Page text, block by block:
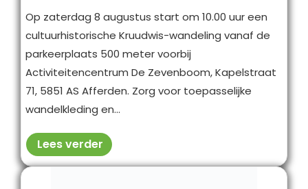
Op zaterdag 8 augustus start om 10.00 uur een
cultuurhistorische Kruudwis-wandeling vanaf de
parkeerplaats 500 meter voorbij
Activiteitencentrum De Zevenboom, Kapelstraat
71, 5851 AS Afferden. Zorg voor toepasselijke
wandelkleding en...
Lees verder